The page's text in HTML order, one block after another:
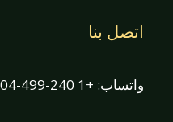
اتصل بنا
واتساب: +1 240-499-5704